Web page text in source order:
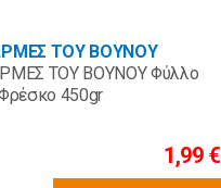
ΤΟΥ ΒΟΥΝΟΥ
ΤΟΥ ΒΟΥΝΟΥ Φύλλο
450gr
1,99 €